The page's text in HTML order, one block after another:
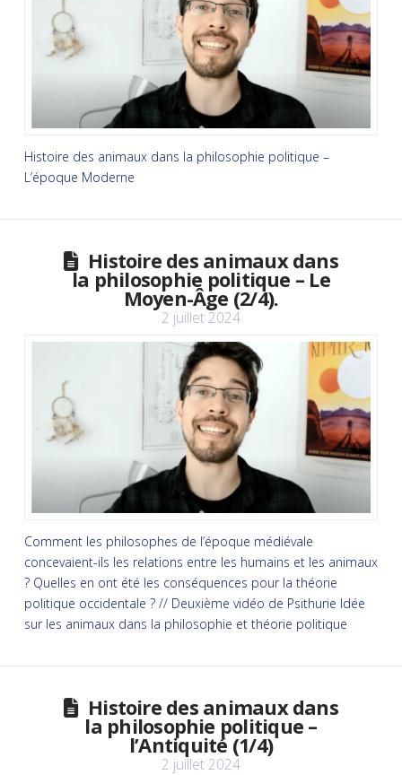
Histoire des animaux dans la philosophie politique –
L’époque Moderne
Histoire des animaux dans
la philosophie politique – Le
Moyen-Âge (2/4).
2 juillet 2024
Comment les philosophes de l’époque médiévale
concevaient-ils les relations entre les humains et les animaux
? Quelles en ont été les conséquences pour la théorie
politique occidentale ? // Deuxième vidéo de Psithurie Idée
sur les animaux dans la philosophie et théorie politique
Histoire des animaux dans
la philosophie politique –
l’Antiquité (1/4)
2 juillet 2024